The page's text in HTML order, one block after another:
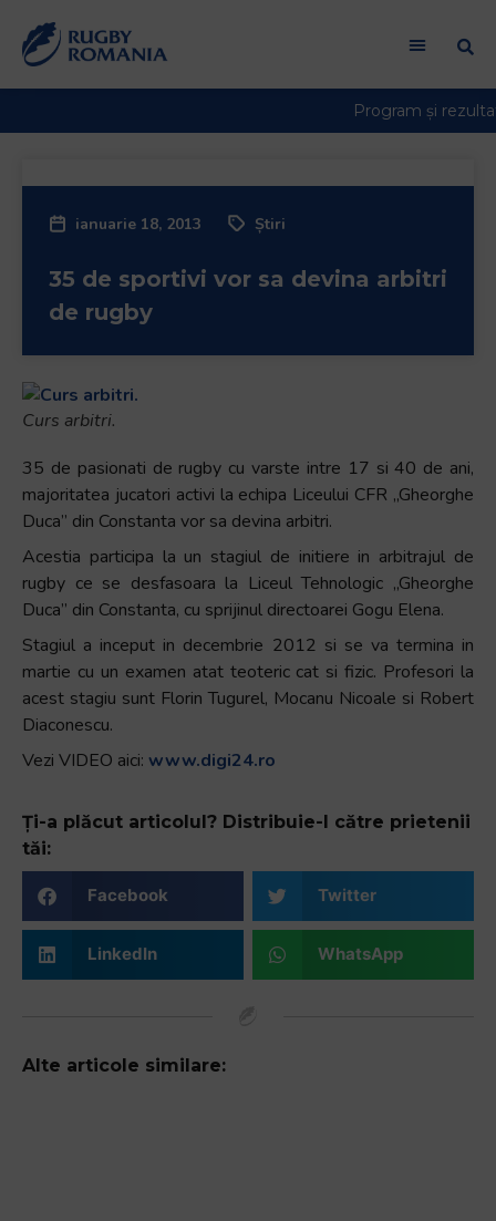
ianuarie 18, 2013 Știri
35 de sportivi vor sa devina arbitri
de rugby
Curs arbitri.
35 de pasionati de rugby cu varste intre 17 si 40 de ani,
majoritatea jucatori activi la echipa Liceului CFR „Gheorghe
Duca” din Constanta vor sa devina arbitri.
Acestia participa la un stagiul de initiere in arbitrajul de
rugby ce se desfasoara la Liceul Tehnologic „Gheorghe
Duca” din Constanta, cu sprijinul directoarei Gogu Elena.
Stagiul a inceput in decembrie 2012 si se va termina in
martie cu un examen atat teoteric cat si fizic. Profesori la
acest stagiu sunt Florin Tugurel, Mocanu Nicoale si Robert
Diaconescu.
Vezi VIDEO aici: www.digi24.ro
Ți-a plăcut articolul? Distribuie-l către prietenii
tăi:
Facebook Twitter
LinkedIn WhatsApp
Alte articole similare: